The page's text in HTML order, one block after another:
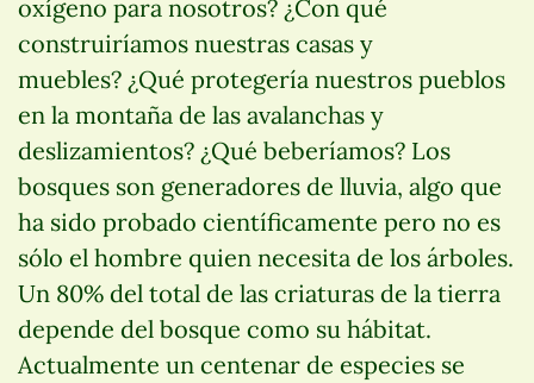
oxígeno para nosotros? ¿Con qué
construiríamos nuestras casas y
muebles? ¿Qué protegería nuestros pueblos
en la montaña de las avalanchas y
deslizamientos? ¿Qué beberíamos? Los
bosques son generadores de lluvia, algo que
ha sido probado científicamente pero no es
sólo el hombre quien necesita de los árboles.
Un 80% del total de las criaturas de la tierra
depende del bosque como su hábitat.
Actualmente un centenar de especies se